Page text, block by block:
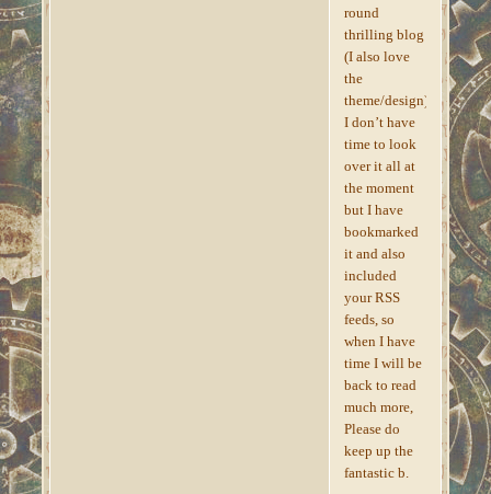
round
thrilling blog
(I also love
the
theme/design),
I don’t have
time to look
over it all at
the moment
but I have
bookmarked
it and also
included
your RSS
feeds, so
when I have
time I will be
back to read
much more,
Please do
keep up the
fantastic b.